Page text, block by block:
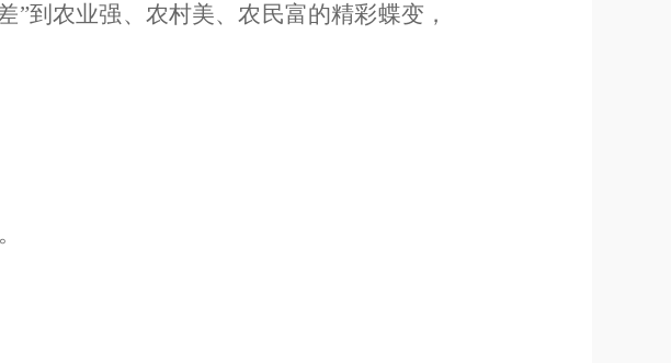
”到农业强、农村美、农民富的精彩蝶变，